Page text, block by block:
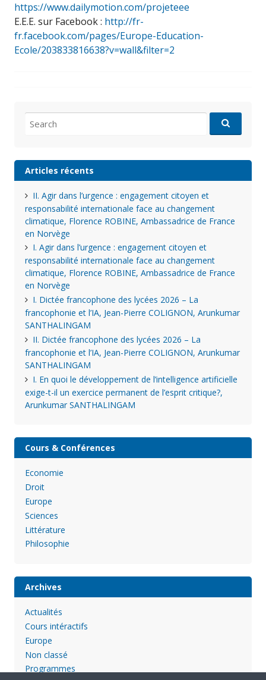
https://www.dailymotion.com/projeteee
E.E.E. sur Facebook : http://fr-
fr.facebook.com/pages/Europe-Education-
Ecole/203833816638?v=wall&filter=2
for:
Articles récents
II. Agir dans l’urgence : engagement citoyen et
responsabilité internationale face au changement
climatique, Florence ROBINE, Ambassadrice de France
en Norvège
I. Agir dans l’urgence : engagement citoyen et
responsabilité internationale face au changement
climatique, Florence ROBINE, Ambassadrice de France
en Norvège
I. Dictée francophone des lycées 2026 – La
francophonie et l’IA, Jean-Pierre COLIGNON, Arunkumar
SANTHALINGAM
II. Dictée francophone des lycées 2026 – La
francophonie et l’IA, Jean-Pierre COLIGNON, Arunkumar
SANTHALINGAM
I. En quoi le développement de l’intelligence artificielle
exige-t-il un exercice permanent de l’esprit critique?,
Arunkumar SANTHALINGAM
Cours & Conférences
Economie
Droit
Europe
Sciences
Littérature
Philosophie
Archives
Actualités
Cours intéractifs
Europe
Non classé
Programmes